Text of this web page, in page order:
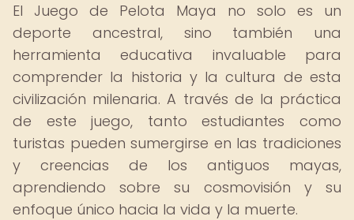
El Juego de Pelota Maya no solo es un
deporte ancestral, sino también una
herramienta educativa invaluable para
comprender la historia y la cultura de esta
civilización milenaria. A través de la práctica
de este juego, tanto estudiantes como
turistas pueden sumergirse en las tradiciones
y creencias de los antiguos mayas,
aprendiendo sobre su cosmovisión y su
enfoque único hacia la vida y la muerte.